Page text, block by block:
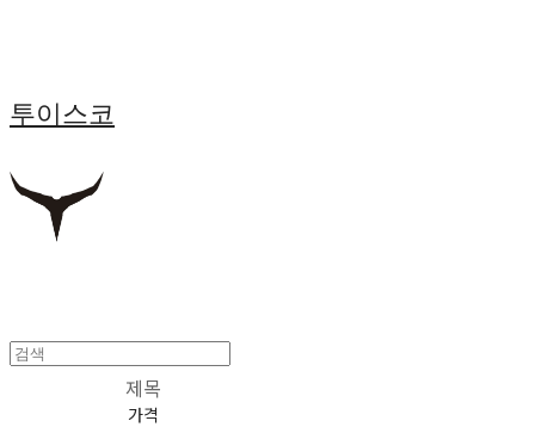
투이스코
제목
가격